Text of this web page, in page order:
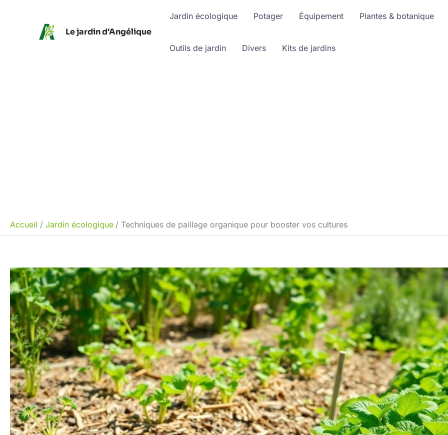
Le jardin d'Angélique
Jardin écologique Potager Équipement Plantes & botanique
Outils de jardin Divers Kits de jardins
Accueil Jardin écologique Techniques de paillage organique pour booster vos cultures